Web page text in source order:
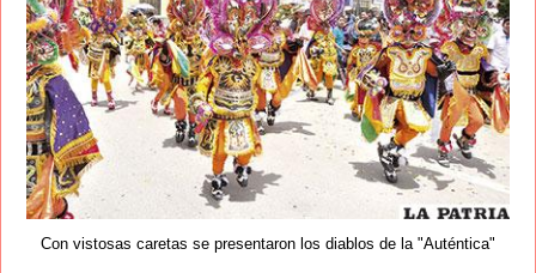
Con vistosas caretas se presentaron los diablos de la "Auténtica"